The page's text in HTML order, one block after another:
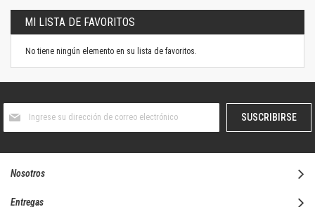
MI LISTA DE FAVORITOS
No tiene ningún elemento en su lista de favoritos.
boletín
SUSCRIBIRSE
Nosotros
Entregas